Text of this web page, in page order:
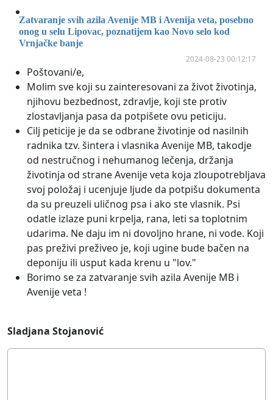
Zatvaranje svih azila Avenije MB i Avenija veta, posebno
onog u selu Lipovac, poznatijem kao Novo selo kod
Vrnjačke banje
2024-08-23 00:12:17
Poštovani/e,
Molim sve koji su zainteresovani za život životinja,
njihovu bezbednost, zdravlje, koji ste protiv
zlostavljanja pasa da potpišete ovu peticiju.
Cilj peticije je da se odbrane životinje od nasilnih
radnika tzv. šintera i vlasnika Avenije MB, takodje
od nestručnog i nehumanog lečenja, držanja
životinja od strane Avenije veta koja zloupotrebljava
svoj položaj i ucenjuje ljude da potpišu dokumenta
da su preuzeli uličnog psa i ako ste vlasnik. Psi
odatle izlaze puni krpelja, rana, leti sa toplotnim
udarima. Ne daju im ni dovoljno hrane, ni vode. Koji
pas preživi preživeo je, koji ugine bude bačen na
deponiju ili usput kada krenu u "lov."
Borimo se za zatvaranje svih azila Avenije MB i
Avenije veta !
Sladjana Stojanović